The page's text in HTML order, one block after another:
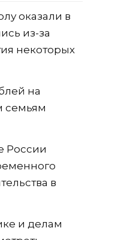
оказали в
из-за
некоторых
на
семьям
России
в
и делам